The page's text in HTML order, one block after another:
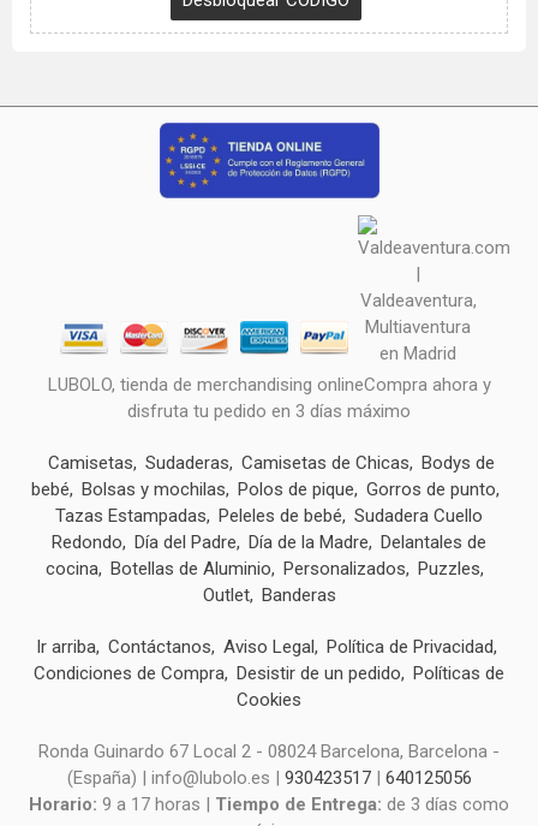
LUBOLO, tienda de merchandising onlineCompra ahora y
disfruta tu pedido en 3 días máximo
Camisetas Sudaderas Camisetas de Chicas
Bodys de
bebé
Bolsas y mochilas Polos de pique
Gorros de punto
Tazas Estampadas
Peleles de bebé
Sudadera Cuello
Redondo
Día del Padre Día de la Madre
Delantales de
cocina Botellas de Aluminio Personalizados
Puzzles
Outlet Banderas
Ir arriba Contáctanos Aviso Legal
Política de Privacidad
Condiciones de Compra Desistir de un pedido
Políticas de
Cookies
Ronda Guinardo 67 Local 2 - 08024 Barcelona, Barcelona -
(España) | info@lubolo.es | 930423517| 640125056
Horario: 9 a 17 horas | Tiempo de Entrega: de 3 días como